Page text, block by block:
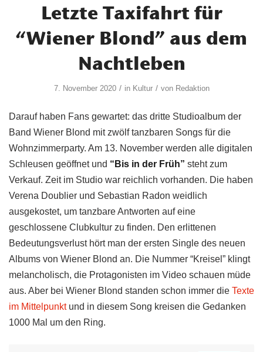
Letzte Taxifahrt für
“Wiener Blond” aus dem
Nachtleben
7. November 2020 / in Kultur / von Redaktion
Darauf haben Fans gewartet: das dritte Studioalbum der
Band Wiener Blond mit zwölf tanzbaren Songs für die
Wohnzimmerparty. Am 13. November werden alle digitalen
Schleusen geöffnet und “Bis in der Früh” steht zum
Verkauf. Zeit im Studio war reichlich vorhanden. Die haben
Verena Doublier und Sebastian Radon weidlich
ausgekostet, um tanzbare Antworten auf eine
geschlossene Clubkultur zu finden. Den erlittenen
Bedeutungsverlust hört man der ersten Single des neuen
Albums von Wiener Blond an. Die Nummer “Kreisel” klingt
melancholisch, die Protagonisten im Video schauen müde
aus. Aber bei Wiener Blond standen schon immer die Texte
im Mittelpunktund in diesem Song kreisen die Gedanken
1000 Mal um den Ring.